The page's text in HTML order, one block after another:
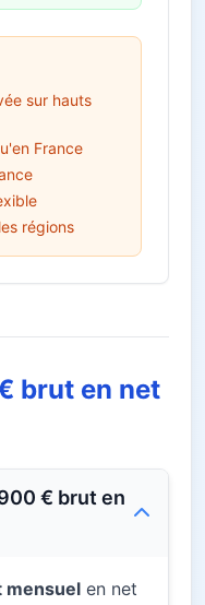
sur hauts
France
régions
brut en net
mensuel en net